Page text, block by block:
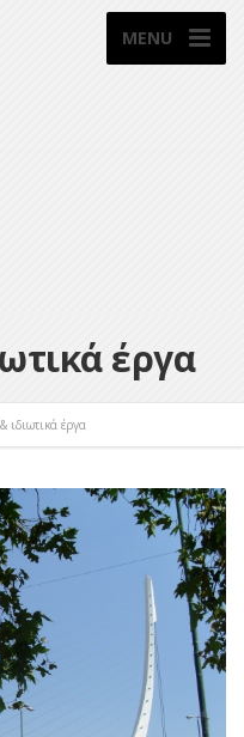
MENU
έργα
ιδιωτικά έργα